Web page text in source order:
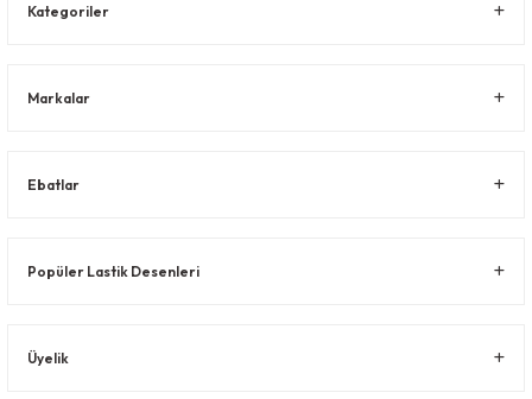
Kategoriler
Markalar
Ebatlar
Popüler Lastik Desenleri
Üyelik